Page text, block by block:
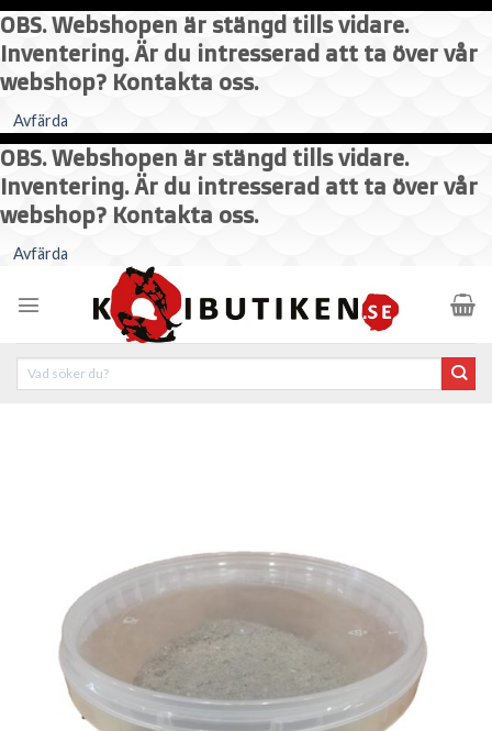
OBS. Webshopen är stängd tills vidare.
Inventering. Är du intresserad att ta över vår
webshop? Kontakta oss.
Avfärda
OBS. Webshopen är stängd tills vidare.
Inventering. Är du intresserad att ta över vår
webshop? Kontakta oss.
Avfärda
content